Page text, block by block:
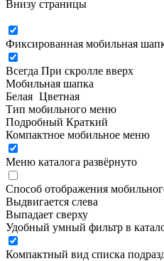
Внизу страницы
Фиксированная мобильная
Всегда При скролле вверх
Мобильная шапка
Белая Цветная
Тип мобильного меню
Подробный Краткий
Компактное мобильное меню
Меню каталога развёрнуто
Способ отображения
Выдвигается слева
Выпадает сверху
Удобный умный фильтр в
Компактный вид списка